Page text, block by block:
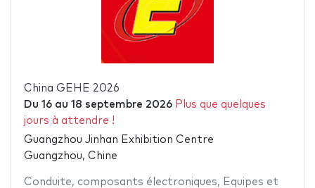
China GEHE 2026
Du 16au 18 septembre 2026 Plus que quelques
jours à attendre !
Guangzhou Jinhan Exhibition Centre
Guangzhou, Chine
Conduite, composants électroniques, Equipes et